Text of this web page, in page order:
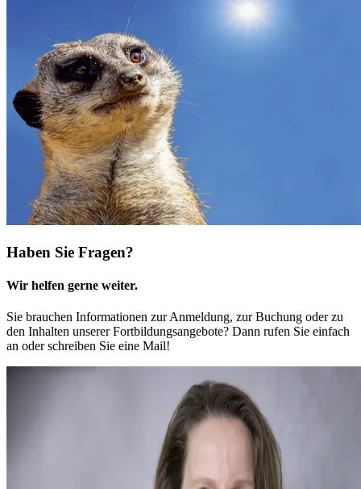
Haben Sie Fragen?
Wir helfen gerne weiter.
Sie brauchen Informationen zur Anmeldung, zur Buchung oder zu
den Inhalten unserer Fortbildungsangebote? Dann rufen Sie einfach
an oder schreiben Sie eine Mail!